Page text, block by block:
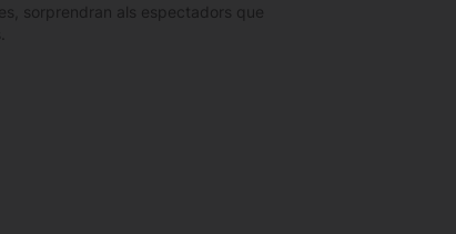
sorprendran als espectadors que